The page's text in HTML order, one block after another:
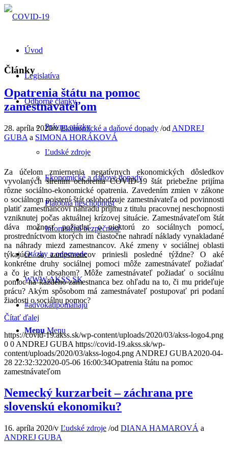
Úvod
Legislatíva
Odborné články
Právne otázky
Ľudské zdroje
Ekonomické a daňové dopady
Platobná neschopnosť
Informačná bezpečnosť
Otázky a odpovede
WWW.AKSS.SK
#advokatipomahaju
Menu Menu
Články
Opatrenia štátu na pomoc
zamestnávateľom
28. apríla 2020/vEkonomické a daňové dopady /od ANDREJ
GUBA a SIMONA HORÁKOVÁ
Za účelom zmiernenia negatívnych ekonomických dôsledkov
vyvolaných šírením ochorenia COVID-19 štát priebežne prijíma
rôzne sociálno-ekonomické opatrenia. Zavedením zmien v zákone
o sociálnom poistení štát oslobodzuje zamestnávateľa od povinnosti
platiť zamestnancovi náhradu príjmu z titulu pracovnej neschopnosti
vzniknutej počas aktuálnej krízovej situácie. Zamestnávateľom štát
dáva možnosť požiadať o niektorú zo sociálnych pomocí,
prostredníctvom ktorých im čiastočne nahradí náklady vynakladané
na náhrady miezd zamestnancov. Aké zmeny v sociálnej oblasti
týkajúce sa zamestnancov priniesli posledné týždne? O aké
konkrétne druhy sociálnej pomoci môže zamestnávateľ požiadať
a čo je ich obsahom? Môže zamestnávateľ požiadať o sociálnu
pomoc na každého zamestnanca bez ohľadu na to, či mu prideľuje
prácu? Akým spôsobom má zamestnávateľ postupovať pri podaní
žiadosti o sociálnu pomoc?
Čítať ďalej
https://covid-19.akss.sk/wp-content/uploads/2020/03/akss-logo4.png
0 0 ANDREJ GUBA https://covid-19.akss.sk/wp-
content/uploads/2020/03/akss-logo4.png ANDREJ GUBA2020-04-
28 22:32:322020-05-06 16:00:34Opatrenia štátu na pomoc
zamestnávateľom
Nemecký kurzarbeit – záchrana pre
slovenskú ekonomiku?
16. apríla 2020/v Ľudské zdroje /od DIANA HAMAROVÁ a
ANDREJ GUBA